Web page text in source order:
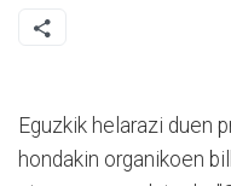
Eguzkik helarazi duen
hondakin organikoen